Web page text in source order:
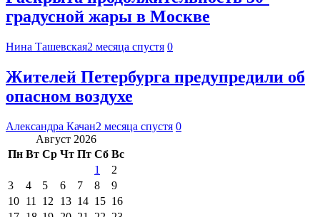
градусной жары в Москве
Нина Ташевская2 месяца спустя 0
Жителей Петербурга предупредили об
опасном воздухе
Александра Качан2 месяца спустя 0
Август 2026
Пн Вт Ср Чт Пт Сб Вс
1
2
3
4 5 6 7 8
9
10 11 12 13 14 15 16